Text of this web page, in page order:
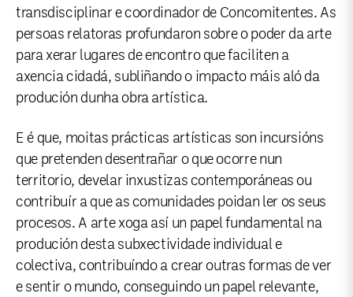
transdisciplinar e coordinador de Concomitentes. As
persoas relatoras profundaron sobre o poder da arte
para xerar lugares de encontro que faciliten a
axencia cidadá, subliñando o impacto máis aló da
produción dunha obra artística.
E é que, moitas prácticas artísticas son incursións
que pretenden desentrañar o que ocorre nun
territorio, develar inxustizas contemporáneas ou
contribuír a que as comunidades poidan ler os seus
procesos. A arte xoga así un papel fundamental na
produción desta subxectividade individual e
colectiva, contribuíndo a crear outras formas de ver
e sentir o mundo, conseguindo un papel relevante,